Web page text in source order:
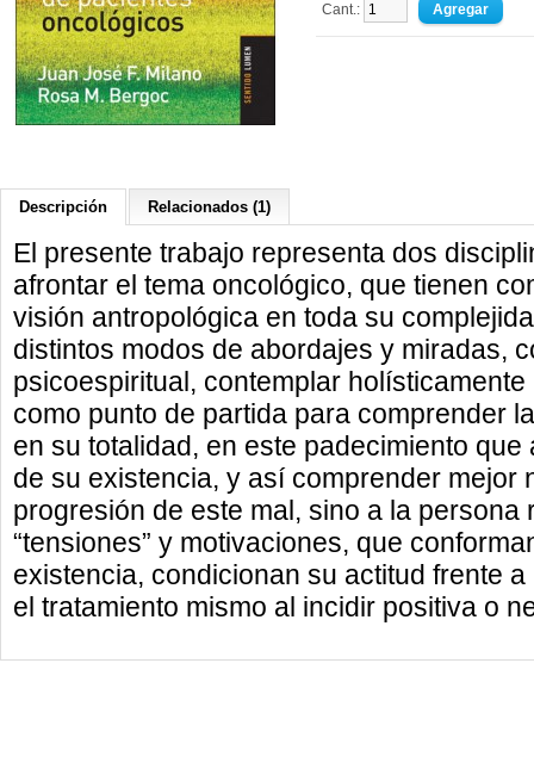
Cant.:
Descripción Relacionados (1)
El presente trabajo representa dos
afrontar el tema oncológico, que tienen
visión antropológica en toda su
distintos modos de abordajes y miradas,
psicoespiritual, contemplar
como punto de partida para comprender
en su totalidad, en este padecimiento
de su existencia, y así comprender mejor
progresión de este mal, sino a la persona
“tensiones” y motivaciones, que
existencia, condicionan su actitud frente
el tratamiento mismo al incidir positiva o